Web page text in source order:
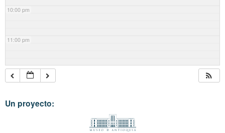
10:00 pm
11:00 pm
Un proyecto: